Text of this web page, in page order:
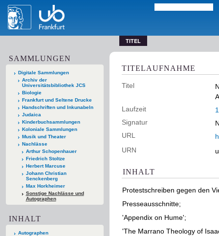
TITEL
SAMMLUNGEN
Digitale Sammlungen
Archiv der
Universitätsbibliothek JCS
Biologie
Frankfurt und Seltene Drucke
Handschriften und Inkunabeln
Judaica
Kinderbuchsammlungen
Koloniale Sammlungen
Musik und Theater
Nachlässe
Arthur Schopenhauer
Friedrich Stoltze
Herbert Marcuse
Johann Christian
Senckenberg
Max Horkheimer
Sonstige Nachlässe und
Autographen
INHALT
Autographen
TITELAUFNAHME
Titel
Laufzeit
Signatur
URL
URN
INHALT
Protestschreiben gegen den
Presseausschnitte;
'Appendix on Hume';
'The Marrano Theology of